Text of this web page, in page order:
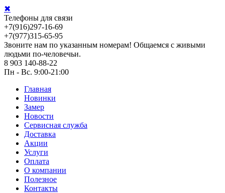
✖
Телефоны для связи
+7(916)297-16-69
+7(977)315-65-95
Звоните нам по указанным номерам! Общаемся с живыми
людьми по-человечьи.
8 903 140-88-22
Пн - Вс. 9:00-21:00
Главная
Новинки
Замер
Новости
Сервисная служба
Доставка
Акции
Услуги
Оплата
О компании
Полезное
Контакты